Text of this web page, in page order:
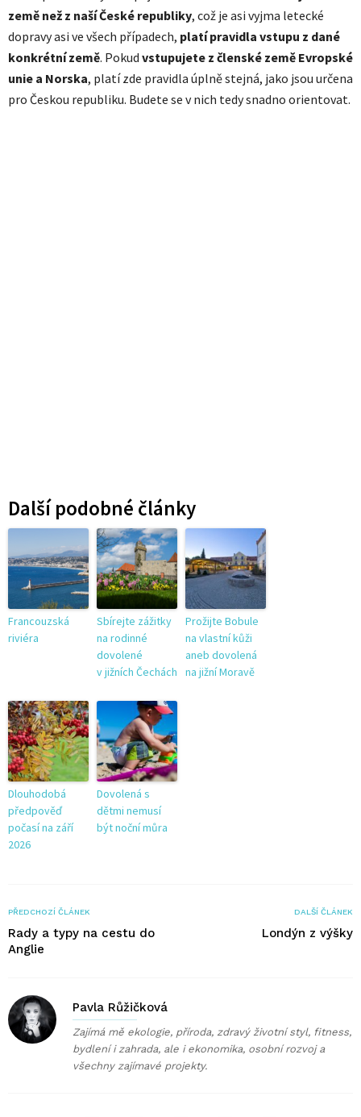
země než z naší České republiky, což je asi vyjma letecké
dopravy asi ve všech případech, platí pravidla vstupu z dané
konkrétní země. Pokud vstupujete z členské země Evropské
unie a Norska, platí zde pravidla úplně stejná, jako jsou určena
pro Českou republiku. Budete se v nich tedy snadno orientovat.
Další podobné články
Francouzská
riviéra
Sbírejte zážitky
na rodinné
dovolené
v jižních Čechách
Prožijte Bobule
na vlastní kůži
aneb dovolená
na jižní Moravě
Dlouhodobá
předpověď
počasí na září
2026
Dovolená s
dětmi nemusí
být noční můra
PŘEDCHOZÍ ČLÁNEK
Rady a typy na cestu do
Anglie
DALŠÍ ČLÁNEK
Londýn z výšky
Pavla Růžičková
Zajímá mě ekologie, příroda, zdravý životní styl, fitness,
bydlení i zahrada, ale i ekonomika, osobní rozvoj a
všechny zajímavé projekty.